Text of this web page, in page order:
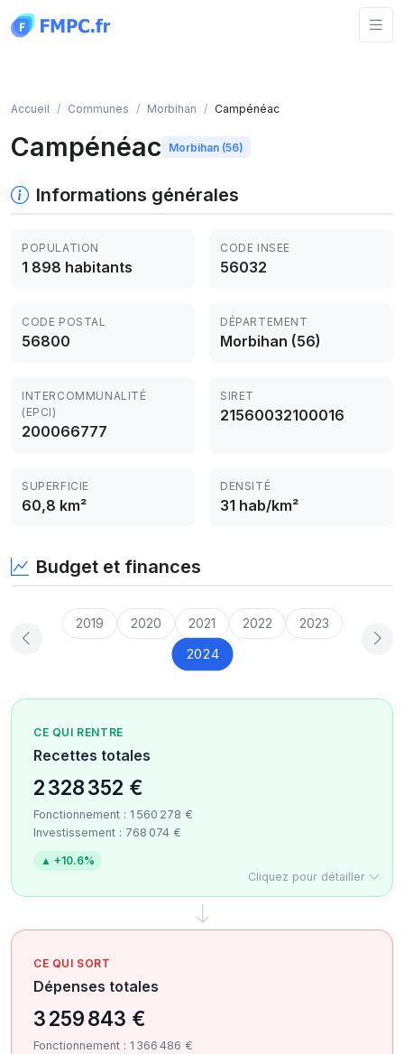
Accueil Communes Morbihan Campénéac
Campénéac Morbihan (56)
Informations générales
POPULATION
1 898 habitants
CODE INSEE
56032
CODE POSTAL
56800
DÉPARTEMENT
Morbihan (56)
INTERCOMMUNALITÉ
(EPCI)
200066777
SIRET
21560032100016
SUPERFICIE
60,8 km²
DENSITÉ
31 hab/km²
Budget et finances
2019 2020 2021 2022 2023
2024
CE QUI RENTRE
Recettes totales
2 328 352 €
Fonctionnement : 1 560 278 €
Investissement : 768 074 €
▲ +10.6%
Cliquez pour détailler
CE QUI SORT
Dépenses totales
3 259 843 €
Fonctionnement : 1 366 486 €
Panneau de gestion des cookies